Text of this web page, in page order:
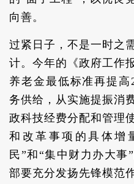
向善。
过紧日子，不是一时之
计。今年的《政府工作
养老金最低标准再提
务供给，从实施提振消
政科技经费分配和管理
和改革事项的具体增
民”和“集中财力办大事
部要充分发扬先锋模范